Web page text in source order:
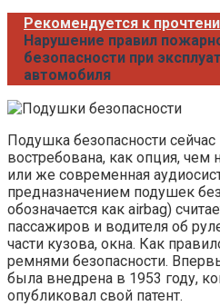
Рекомендуется к
Нарушение правил
безопасности при
автомобиля
Подушка безопасности
востребована, как опция,
или же современная
предназначением подушек
обозначается как airbag)
пассажиров и водителя об
части кузова, окна. Как
ремнями безопасности.
была внедрена в 1953 году,
опубликовал свой патент.